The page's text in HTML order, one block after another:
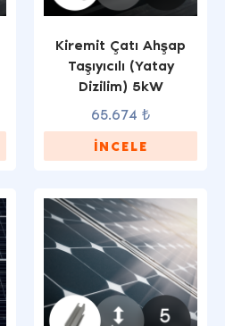
Kiremit Çatı Ahşap
Taşıyıcılı (Yatay
Dizilim) 5kW
65.674 ₺
İNCELE